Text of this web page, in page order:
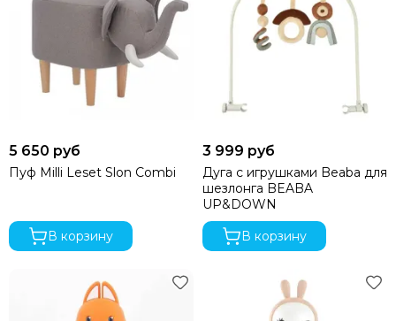
5 650 руб
Пуф Milli Leset Slon Combi
В корзину
3 999 руб
Дуга с игрушками Beaba для
шезлонга BEABA
UP&DOWN
В корзину